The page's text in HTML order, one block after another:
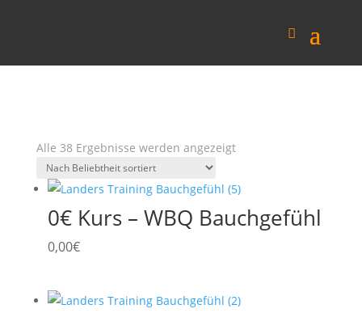
Alle 38 Ergebnisse werden angezeigtNach
sortiert
0€ Kurs – WBQ Bauchgefühl
0,00€